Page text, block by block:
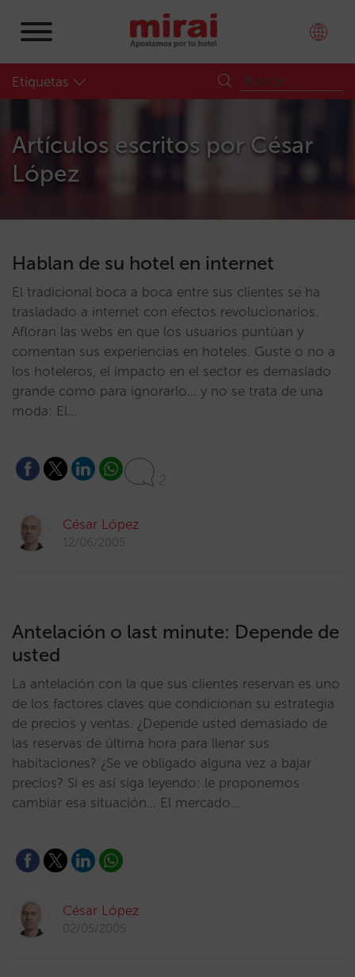
Etiquetas
Artículos escritos por César
López
Hablan de su hotel en internet
El tradicional boca a boca entre sus clientes se ha
trasladado a internet con efectos revolucionarios.
Afloran las webs en que los usuarios puntúan y
comentan sus experiencias en hoteles. Guste o no a
los hoteleros, el impacto en el sector es demasiado
grande como para ignorarlo… y no se trata de una
moda: El…
2
César López
12/06/2005
Antelación o last minute: Depende de
usted
La antelación con la que sus clientes reservan es uno
de los factores claves que condicionan su estrategia
de precios y ventas. ¿Depende usted demasiado de
las reservas de última hora para llenar sus
habitaciones? ¿Se ve obligado alguna vez a bajar
precios? Si es así siga leyendo: le proponemos
cambiar esa situación… El mercado…
César López
02/05/2005